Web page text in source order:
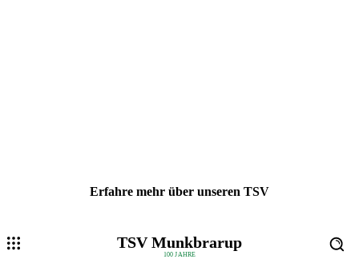
Erfahre mehr über unseren TSV
TSV Munkbrarup
100 JAHRE